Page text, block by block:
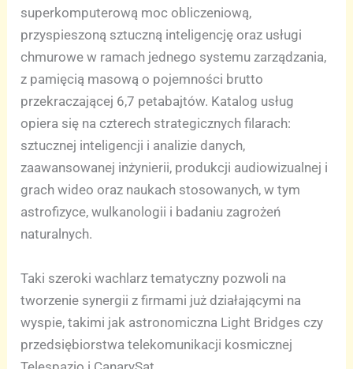
superkomputerową moc obliczeniową,
przyspieszoną sztuczną inteligencję oraz usługi
chmurowe w ramach jednego systemu zarządzania,
z pamięcią masową o pojemności brutto
przekraczającej 6,7 petabajtów. Katalog usług
opiera się na czterech strategicznych filarach:
sztucznej inteligencji i analizie danych,
zaawansowanej inżynierii, produkcji audiowizualnej i
grach wideo oraz naukach stosowanych, w tym
astrofizyce, wulkanologii i badaniu zagrożeń
naturalnych.
Taki szeroki wachlarz tematyczny pozwoli na
tworzenie synergii z firmami już działającymi na
wyspie, takimi jak astronomiczna Light Bridges czy
przedsiębiorstwa telekomunikacji kosmicznej